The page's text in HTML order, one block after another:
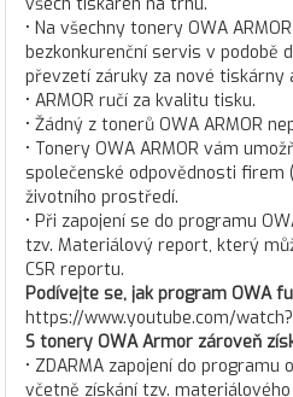
• Na všechny tonery OWA
bezkonkurenční servis v podobě
převzetí záruky za nové tiskárny
• ARMOR ručí za kvalitu tisku.
• Žádný z tonerů OWA ARMOR
• Tonery OWA ARMOR vám
společenské odpovědnosti firem
životního prostředí.
• Při zapojení se do programu
tzv. Materiálový report, který
CSR reportu.
Podívejte se, jak program OWA
https://www.youtube.com/
S tonery OWA Armor zároveň
• ZDARMA zapojení do
včetně získání tzv.